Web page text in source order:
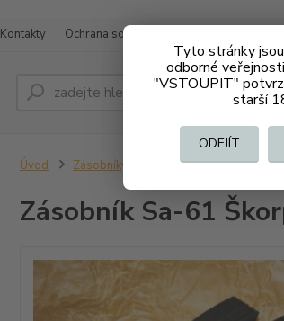
Tyto stránky
odborné
"VSTOUPIT"
starší
ODEJÍT
Kontakty Ochrana soukromí
Úvod Zásobníky Zásobník Sa-61
Zásobník Sa-61